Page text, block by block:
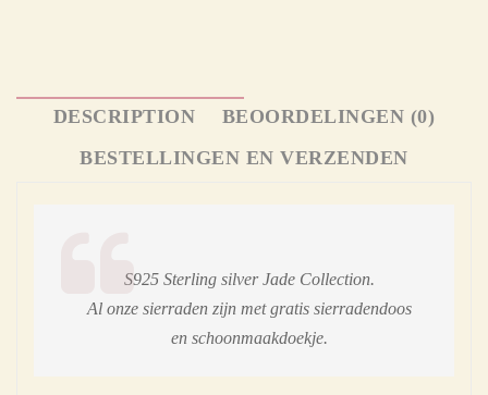
DESCRIPTION
BEOORDELINGEN (0)
BESTELLINGEN EN VERZENDEN
S925 Sterling silver Jade Collection.
Al onze sierraden zijn met gratis sierradendoos
en schoonmaakdoekje.